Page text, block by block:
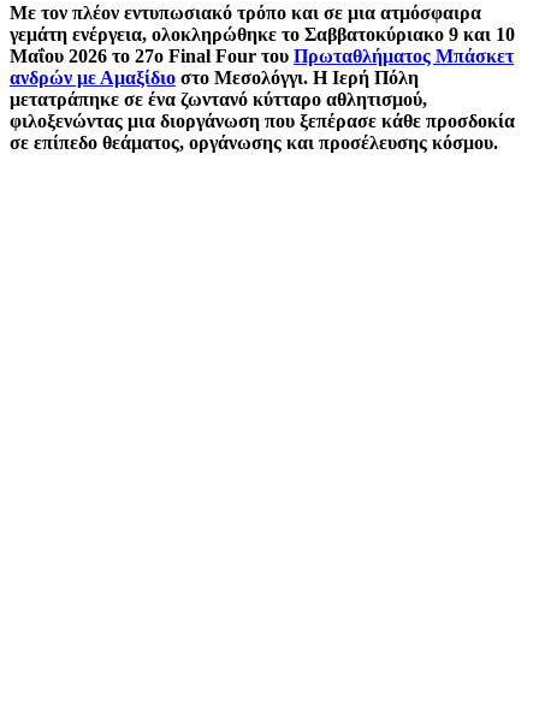
Με τον πλέον εντυπωσιακό τρόπο και σε μια ατμόσφαιρα
γεμάτη ενέργεια, ολοκληρώθηκε το Σαββατοκύριακο 9 και 10
Μαΐου 2026 το 27ο Final Four του Πρωταθλήματος Μπάσκετ
ανδρών με Αμαξίδιο στο Μεσολόγγι. Η Ιερή Πόλη
μετατράπηκε σε ένα ζωντανό κύτταρο αθλητισμού,
φιλοξενώντας μια διοργάνωση που ξεπέρασε κάθε προσδοκία
σε επίπεδο θεάματος, οργάνωσης και προσέλευσης κόσμου.